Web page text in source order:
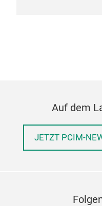
Auf dem
JETZT PCIM-